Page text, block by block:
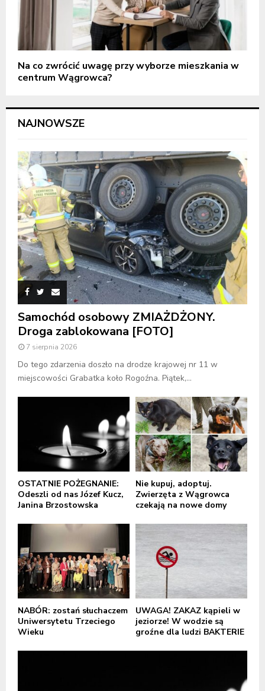
Na co zwrócić uwagę przy wyborze mieszkania w
centrum Wągrowca?
NAJNOWSZE
Samochód osobowy ZMIAŻDŻONY.
Droga zablokowana [FOTO]
7 sierpnia 2026
Do tego zdarzenia doszło na drodze krajowej nr 11 w
miejscowości Grabatka koło Rogoźna. Piątek,...
OSTATNIE POŻEGNANIE:
Odeszli od nas Józef Kucz,
Janina Brzostowska
Nie kupuj, adoptuj.
Zwierzęta z Wągrowca
czekają na nowe domy
NABÓR: zostań słuchaczem
Uniwersytetu Trzeciego
Wieku
UWAGA! ZAKAZ kąpieli w
jeziorze! W wodzie są
groźne dla ludzi BAKTERIE